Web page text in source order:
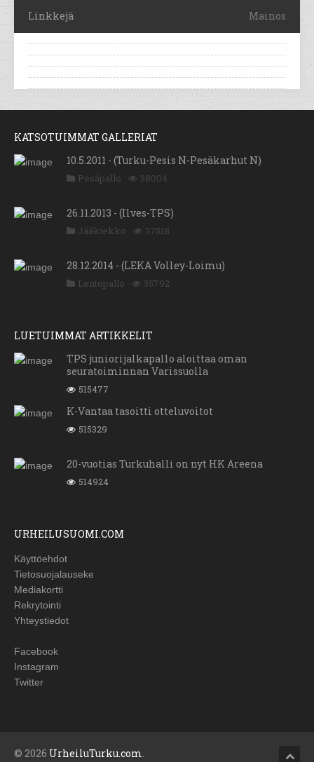
Linkkejä Mainos
KATSOTUIMMAT GALLERIAT
10.5.2011 - (Turku-Pesis N-Pesäkarhut N)
Pesäpallo 38004
26.11.2013 - (Ilves-TPS)
Jääkiekko 37518
28.12.2014 - (LEKA Volley-Loimu)
Lentopallo 35792
LUETUIMMAT ARTIKKELIT
TPS juniorijalkapallo aloittaa oman
seuratoiminnan Varissuolla
515477
K-Vantaa tasoitti otteluvoitot
515329
20-vuotias Turkuhalli on nyt HK Areena
514924
URHEILUSUOMI.COM
Käyttöehdot
Tietosuojalauseke
Mediakortti
Rekrytointi
Yhteystiedot
Facebook
Instagram
Twitter
© 2026 UrheiluTurku.com.